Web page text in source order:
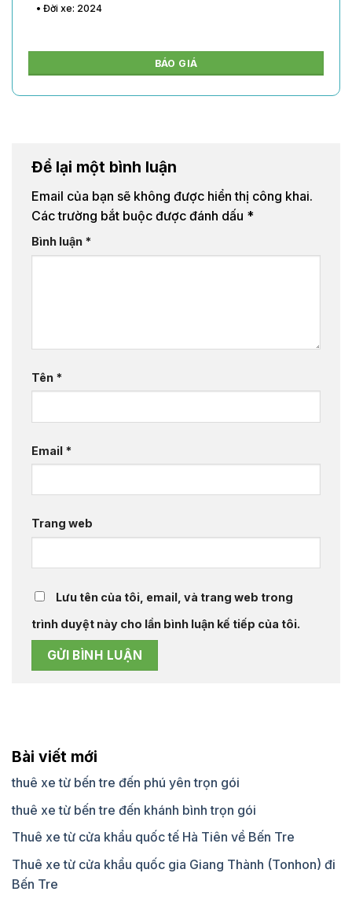
• Đời xe: 2024
BÁO GIÁ
Để lại một bình luận
Email của bạn sẽ không được hiển thị công khai.
Các trường bắt buộc được đánh dấu *
Bình luận *
Tên *
Email *
Trang web
Lưu tên của tôi, email, và trang web trong
trình duyệt này cho lần bình luận kế tiếp của tôi.
Bài viết mới
thuê xe từ bến tre đến phú yên trọn gói
thuê xe từ bến tre đến khánh bình trọn gói
Thuê xe từ cửa khẩu quốc tế Hà Tiên về Bến Tre
Thuê xe từ cửa khẩu quốc gia Giang Thành (Tonhon) đi
Bến Tre